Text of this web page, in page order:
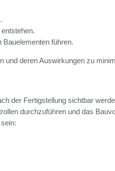
Bauelementen führen.
und deren Auswirkungen zu
der Fertigstellung sichtbar
durchzuführen und das